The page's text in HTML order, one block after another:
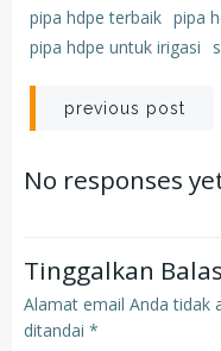
pipa hdpe terbaik pipa
pipa hdpe untuk irigasi
Post
previous post
No responses
Tinggalkan
Alamat email Anda tidak
ditandai *